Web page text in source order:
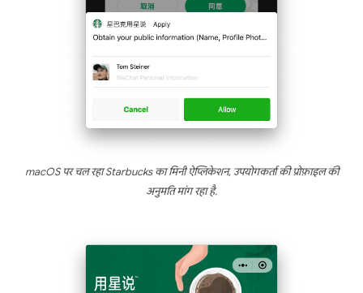
macOS पर चल रहा Starbucks का मिनी ऐप्लिकेशन, उपयोगकर्ता की प्रोफ़ाइल की
अनुमति मांग रहा है.